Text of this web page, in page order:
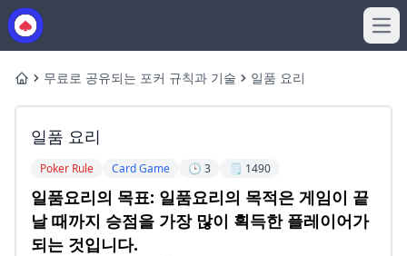
Home무료로 공유되는 포커 규칙과 기술 일품 요리
일품 요리
Poker Rule Card Game 🕒 3 🗒️ 1490
일품요리의 목표: 일품요리의 목적은 게임이 끝
날 때까지 승점을 가장 많이 획득한 플레이어가
되는 것입니다.